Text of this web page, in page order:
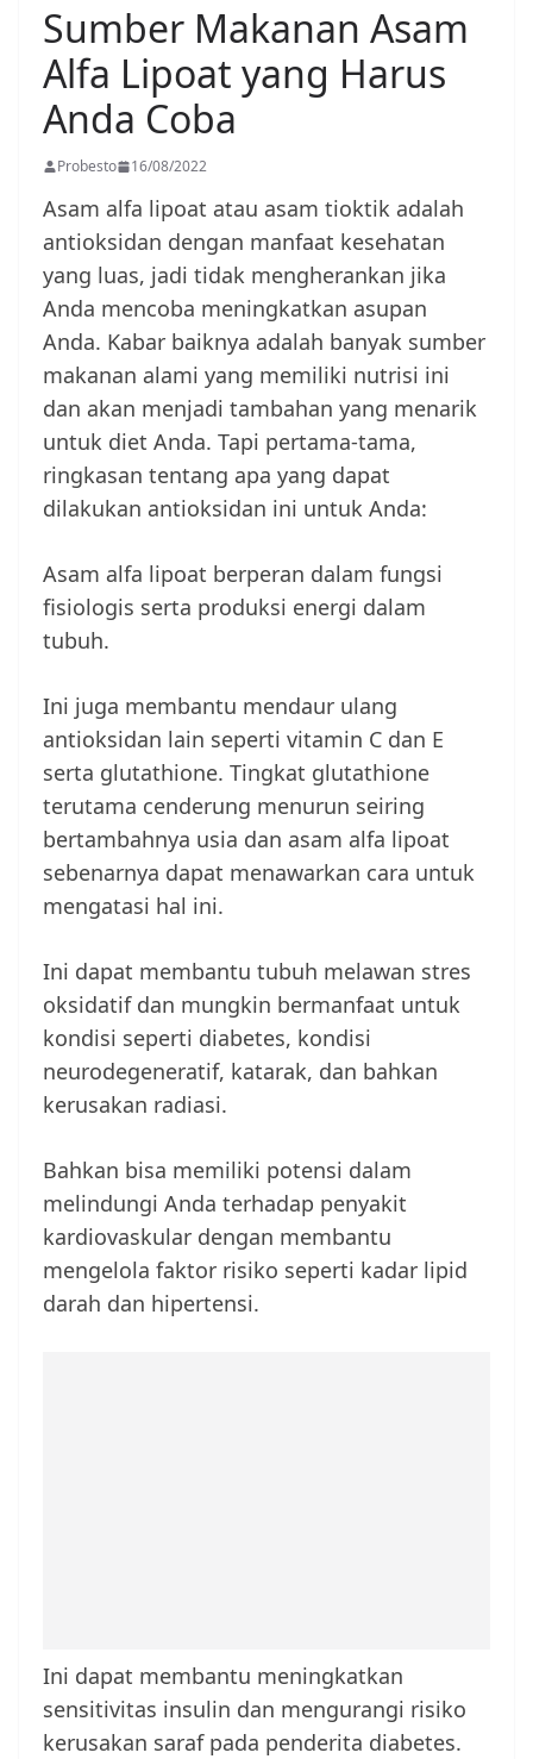
Sumber Makanan Asam
Alfa Lipoat yang Harus
Anda Coba
Probesto 16/08/2022
Asam alfa lipoat atau asam tioktik adalah
antioksidan dengan manfaat kesehatan
yang luas, jadi tidak mengherankan jika
Anda mencoba meningkatkan asupan
Anda. Kabar baiknya adalah banyak sumber
makanan alami yang memiliki nutrisi ini
dan akan menjadi tambahan yang menarik
untuk diet Anda. Tapi pertama-tama,
ringkasan tentang apa yang dapat
dilakukan antioksidan ini untuk Anda:
Asam alfa lipoat berperan dalam fungsi
fisiologis serta produksi energi dalam
tubuh.
Ini juga membantu mendaur ulang
antioksidan lain seperti vitamin C dan E
serta glutathione. Tingkat glutathione
terutama cenderung menurun seiring
bertambahnya usia dan asam alfa lipoat
sebenarnya dapat menawarkan cara untuk
mengatasi hal ini.
Ini dapat membantu tubuh melawan stres
oksidatif dan mungkin bermanfaat untuk
kondisi seperti diabetes, kondisi
neurodegeneratif, katarak, dan bahkan
kerusakan radiasi.
Bahkan bisa memiliki potensi dalam
melindungi Anda terhadap penyakit
kardiovaskular dengan membantu
mengelola faktor risiko seperti kadar lipid
darah dan hipertensi.
Ini dapat membantu meningkatkan
sensitivitas insulin dan mengurangi risiko
kerusakan saraf pada penderita diabetes.